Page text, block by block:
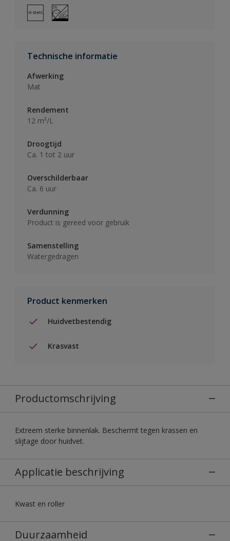
Technische informatie
Afwerking
Mat
Rendement
12 m²/L
Droogtijd
Ca. 1 tot 2 uur
Overschilderbaar
Ca. 6 uur
Verdunning
Product is gereed voor gebruik
Samenstelling
Watergedragen
Product kenmerken
Huidvetbestendig
Krasvast
Productomschrijving
Extreem sterke binnenlak. Beschermt tegen krassen en
slijtage door huidvet.
Applicatie beschrijving
Kwast en roller
Duurzaamheid